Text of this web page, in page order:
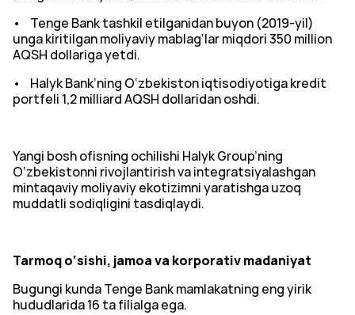
• Tenge Bank tashkil etilganidan buyon (2019-yil)
unga kiritilgan moliyaviy mablag‘lar miqdori 350 million
AQSH dollariga yetdi.
• Halyk Bank’ning O‘zbekiston iqtisodiyotiga kredit
portfeli 1,2 milliard AQSH dollaridan oshdi.
Yangi bosh ofisning ochilishi Halyk Group’ning
O‘zbekistonni rivojlantirish va integratsiyalashgan
mintaqaviy moliyaviy ekotizimni yaratishga uzoq
muddatli sodiqligini tasdiqlaydi.
Tarmoq o‘sishi, jamoa va korporativ madaniyat
Bugungi kunda Tenge Bank mamlakatning eng yirik
hududlarida 16 ta filialga ega.